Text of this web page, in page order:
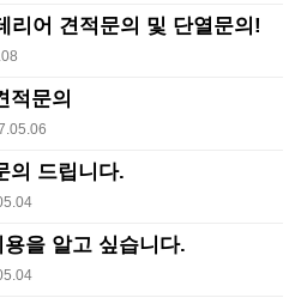
리어 견적문의 및 단열문의!
적문의
의 드립니다.
을 알고 싶습니다.